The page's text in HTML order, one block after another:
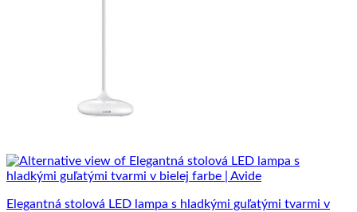
Elegantná stolová LED lampa s hladkými guľatými tvarmi v